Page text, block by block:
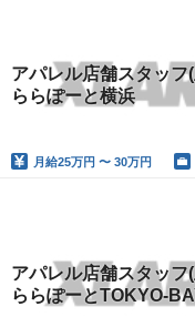
アパレル店舗スタッ
ららぽーと横浜
月給25万円 〜 30万円
アパレル店舗スタッ
ららぽーとTOKYO-